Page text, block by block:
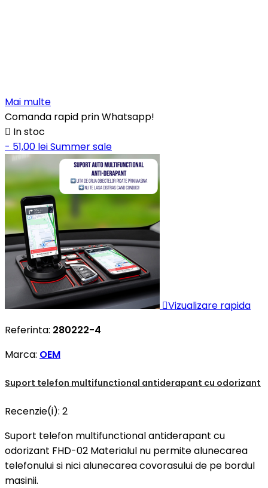
Mai multe
Comanda rapid prin Whatsapp!
 In stoc
- 51,00 leiSummer sale
Vizualizare rapida
Referinta: 280222-4
Marca: OEM
Suport telefon multifunctional antiderapant cu odorizant
Recenzie(i): 2
Suport telefon multifunctional antiderapant cu
odorizant FHD-02 Materialul nu permite alunecarea
telefonului si nici alunecarea covorasului de pe bordul
masinii.